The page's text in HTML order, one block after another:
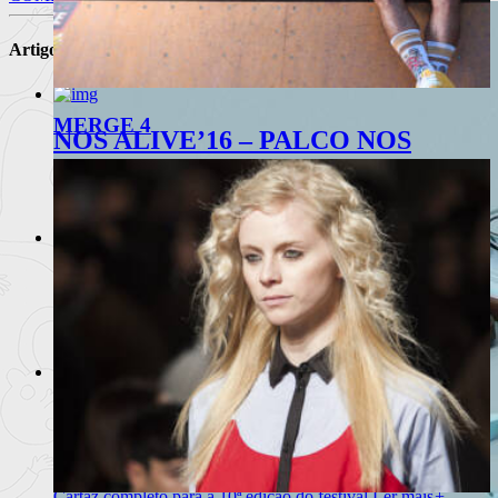
MERGE 4
Artigos Relacionados
NOS ALIVE’16 – PALCO NOS
CLUBBING – 8 DE JULHO
Curadoria de DJ KamalaLer mais +
NEOPOP FESTIVAL 2016
Cartaz completo. De 4 a 6 de Agosto em Viana do Castelo.
RAW CORETO BY G-STAR RAW –
NOS ALIVE 2016